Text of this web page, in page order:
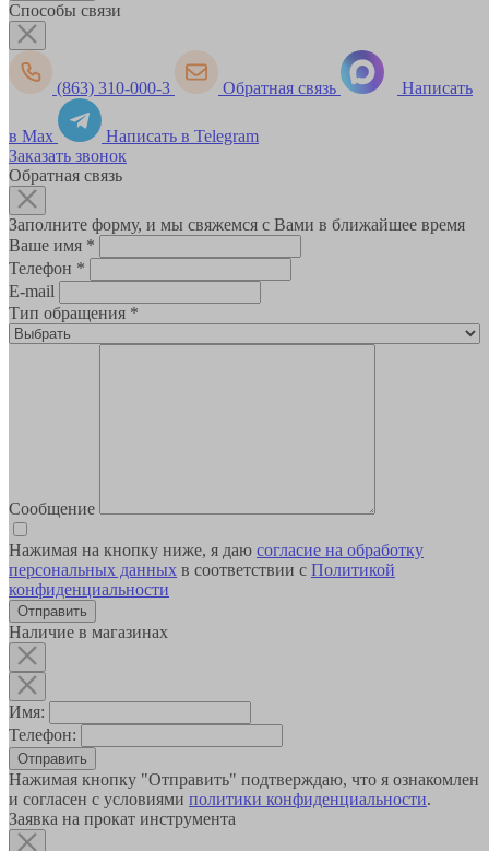
Способы связи
(863) 310-000-3 Обратная связь Написать
в Max
Написать в Telegram
Заказать звонок
Обратная связь
Заполните форму, и мы свяжемся с Вами в ближайшее время
Ваше имя *
Телефон *
E-mail
Тип обращения *
Сообщение
Нажимая на кнопку ниже, я даю согласие на обработку
персональных данных в соответствии с Политикой
конфиденциальности
Наличие в магазинах
Имя:
Телефон:
Отправить
Нажимая кнопку "Отправить" подтверждаю, что я ознакомлен
и согласен с условиями политики конфиденциальности.
Заявка на прокат инструмента